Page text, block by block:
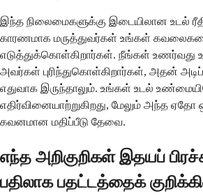
இந்த நிலைமைகளுக்கு இடையிலான உடல்
காரணமாக மருத்துவர்கள் உங்கள்
எடுத்துக்கொள்கிறார்கள். நீங்கள்
அவர்கள் புரிந்துகொள்கிறார்கள், அதன்
எதுவாக இருந்தாலும். உங்கள் உடல்
எதிர்வினையாற்றுகிறது, மேலும் அந்த ஏதோ
கவனமான மதிப்பீடு தேவை.
எந்த அறிகுறிகள் இதயப்
பதிலாக பதட்டத்தைக்